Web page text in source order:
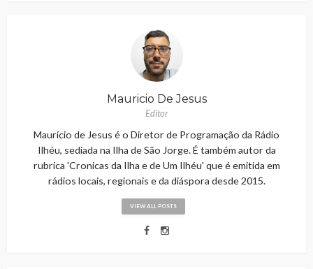
Mauricio De Jesus
Editor
Maurício de Jesus é o Diretor de Programação da Rádio
Ilhéu, sediada na Ilha de São Jorge. É também autor da
rubrica 'Cronicas da Ilha e de Um Ilhéu' que é emitida em
rádios locais, regionais e da diáspora desde 2015.
VIEW ALL POSTS